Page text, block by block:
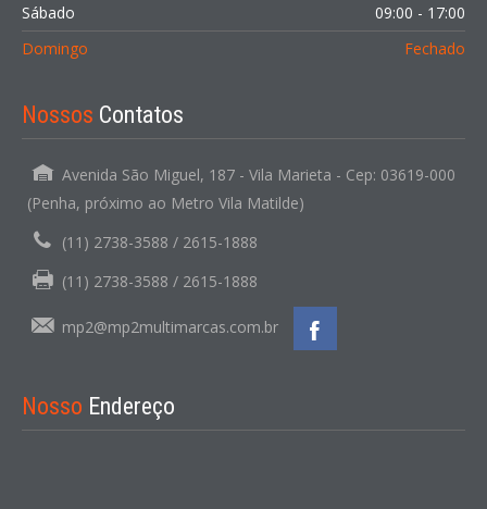
Sábado
09:00 - 17:00
Domingo
Fechado
Nossos Contatos
Avenida São Miguel, 187 - Vila Marieta - Cep: 03619-000
(Penha, próximo ao Metro Vila Matilde)
(11) 2738-3588 / 2615-1888
(11) 2738-3588 / 2615-1888
mp2@mp2multimarcas.com.br
Nosso Endereço